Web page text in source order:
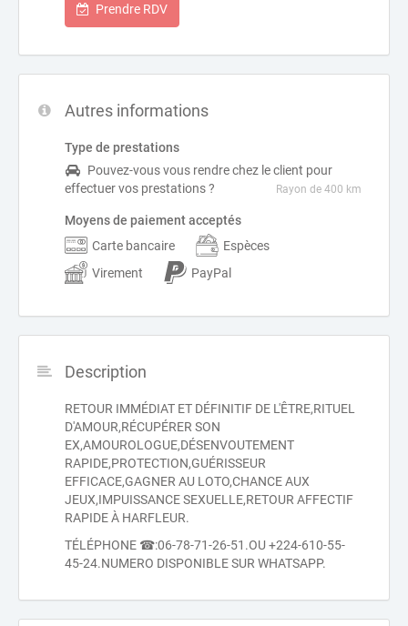
Prendre RDV
Autres informations
Type de prestations
Pouvez-vous vous rendre chez le client pour
effectuer vos prestations ?
Rayon de 400 km
Moyens de paiement acceptés
Carte bancaire
Espèces
Virement
PayPal
Description
RETOUR IMMÉDIAT ET DÉFINITIF DE L'ÊTRE,RITUEL
D'AMOUR,RÉCUPÉRER SON
EX,AMOUROLOGUE,DÉSENVOUTEMENT
RAPIDE,PROTECTION,GUÉRISSEUR
EFFICACE,GAGNER AU LOTO,CHANCE AUX
JEUX,IMPUISSANCE SEXUELLE,RETOUR AFFECTIF
RAPIDE À HARFLEUR.
TÉLÉPHONE ☎:06-78-71-26-51.OU +224-610-55-
45-24.NUMERO DISPONIBLE SUR WHATSAPP.